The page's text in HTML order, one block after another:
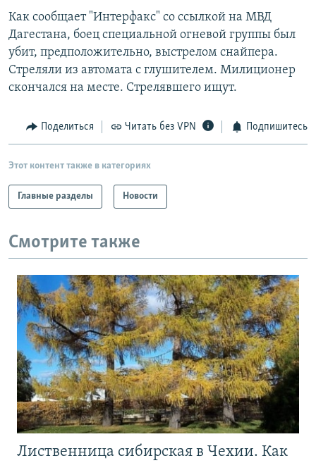
поиску
КАВКАЗ.РЕАЛИИ
СЕВЕР.РЕАЛИИ
СИБИРЬ.РЕАЛИИ
РАСПИСАНИЕ ВЕЩАНИЯ
СОЦИАЛЬНЫЕ СЕТИ
Все сайты РСЕ/РС
Как сообщает "Интерфакс" со ссылкой на МВД
Дагестана, боец специальной огневой группы был
убит, предположительно, выстрелом снайпера.
Стреляли из автомата с глушителем. Милиционер
скончался на месте. Стрелявшего ищут.
Поделиться Читать без VPN Подпишитесь
Этот контент также в категориях
Главные разделы Новости
Смотрите также
Лиственница сибирская в Чехии. Как